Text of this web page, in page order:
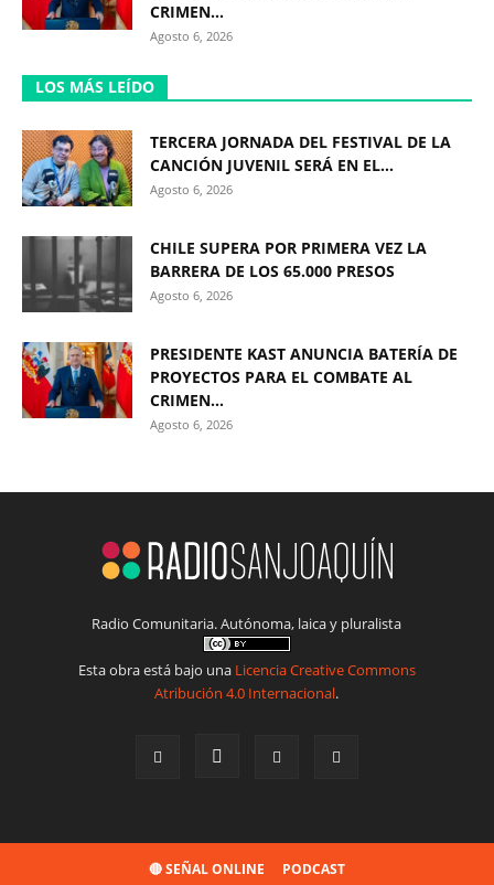
CRIMEN...
Agosto 6, 2026
LOS MÁS LEÍDO
TERCERA JORNADA DEL FESTIVAL DE LA
CANCIÓN JUVENIL SERÁ EN EL...
Agosto 6, 2026
CHILE SUPERA POR PRIMERA VEZ LA
BARRERA DE LOS 65.000 PRESOS
Agosto 6, 2026
PRESIDENTE KAST ANUNCIA BATERÍA DE
PROYECTOS PARA EL COMBATE AL
CRIMEN...
Agosto 6, 2026
Radio Comunitaria. Autónoma, laica y pluralista
Esta obra está bajo una Licencia Creative Commons
Atribución 4.0 Internacional.
🔴 SEÑAL ONLINE PODCAST